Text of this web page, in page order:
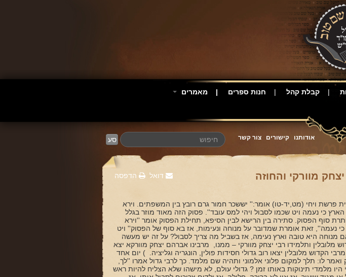
קבלת קהל חנות ספרים מאמרים
סע אודותנו קישורים צור קשר
מוורקי והחוזה
הדפסה דואל
פרשת ויחי (מט,יד-טו) אומר:'' יששכר חמור גרם רובץ בין המשפתים. וירא
כי נעמה ויט שכמו לסבול ויהי למס עובד''. פסוק הזה מאוד מוזר בגלל
סוף הפסוק. סתירה בין הרישא לבין הסיפא, תחילת הפסוק אומר ''וירא
כי נעמה'', זאת אומרת שמדובר על מנוחה ונעימות, אז בא סוף של הפסוק'' ויט
מנוחה היא טובה וארץ נעימה, אז בשביל מה צריך לסבול? על זה יש מעשה
מלובלין ותלמידו רבי יצחק מוורקי – ממנו, מרבינו אברהם יצחק מוורקא יצא
הקדוש מלובלין יצאו רוב גדולי חסידות פולין, הונגריה וגליציה. ) יום אחד
ואמר לו: תלך למקום פלוני אלמוני ותהיה שם מלמד. כך לרבי גדול אמרו ''לך,
היו מלמדי תינוקות באותו זמן ? גדולי עולם, לא מישהו שלא הצליח להיות ראש